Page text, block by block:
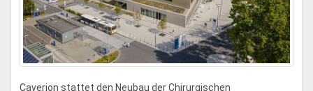
Caverion stattet den Neubau der Chirurgischen